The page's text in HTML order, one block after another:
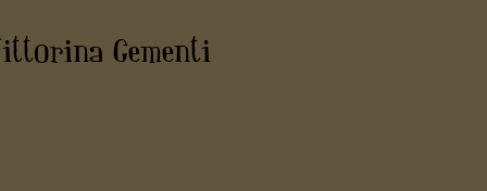
Gementi